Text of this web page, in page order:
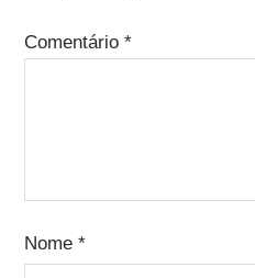
Comentário *
Nome *